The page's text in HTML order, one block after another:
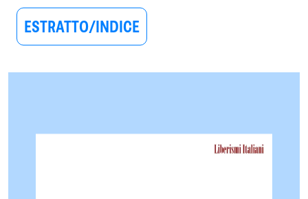
quantità
ESTRATTO/INDICE